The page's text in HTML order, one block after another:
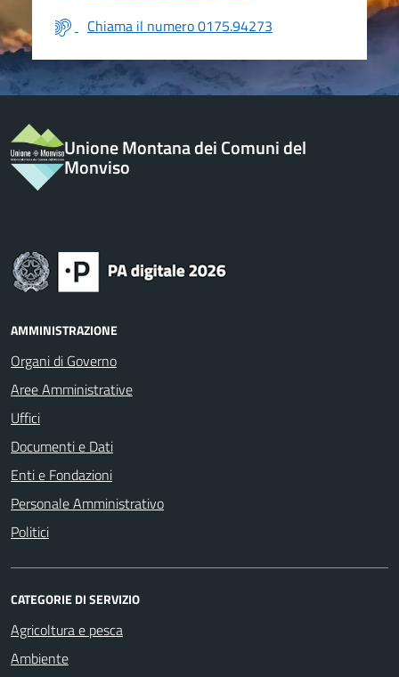
Chiama il numero 0175.94273
Unione Montana dei Comuni del
Monviso
AMMINISTRAZIONE
Organi di Governo
Aree Amministrative
Uffici
Documenti e Dati
Enti e Fondazioni
Personale Amministrativo
Politici
CATEGORIE DI SERVIZIO
Agricoltura e pesca
Ambiente